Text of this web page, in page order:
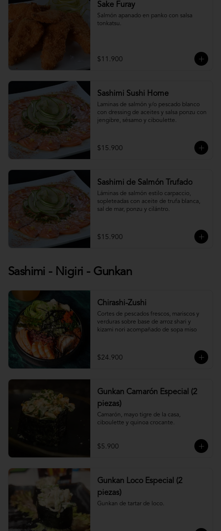
Sake Furay
Salmón apanado en panko con salsa
tonkatsu.
$11.900
Sashimi Sushi Home
Laminas de salmón y/o pescado blanco
con dressing de aceites y salsa ponzu con
jengibre, sésamo y ciboulette.
$15.900
Sashimi de Salmón Trufado
Láminas de salmón estilo carpaccio,
sopleteadas con aceite de trufa blanca,
sal de mar, ponzu y cilántro.
$15.900
Sashimi - Nigiri - Gunkan
Chirashi-Zushi
Cortes de pescados frescos, mariscos y
verduras sobre base de arroz shari y
kizami nori acompañado de sopa miso
$24.900
Gunkan Camarón Especial (2
piezas)
Camarón, mayo tigre de la casa,
ciboulette y quinoa crocante.
$5.900
Gunkan Loco Especial (2
piezas)
Gunkan de tartar de loco.